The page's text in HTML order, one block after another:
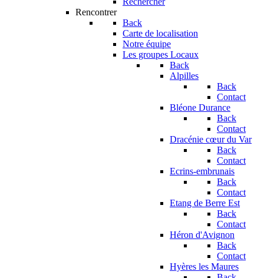
Rencontrer
Back
Carte de localisation
Notre équipe
Les groupes Locaux
Back
Alpilles
Back
Contact
Bléone Durance
Back
Contact
Dracénie cœur du Var
Back
Contact
Ecrins-embrunais
Back
Contact
Etang de Berre Est
Back
Contact
Héron d'Avignon
Back
Contact
Hyères les Maures